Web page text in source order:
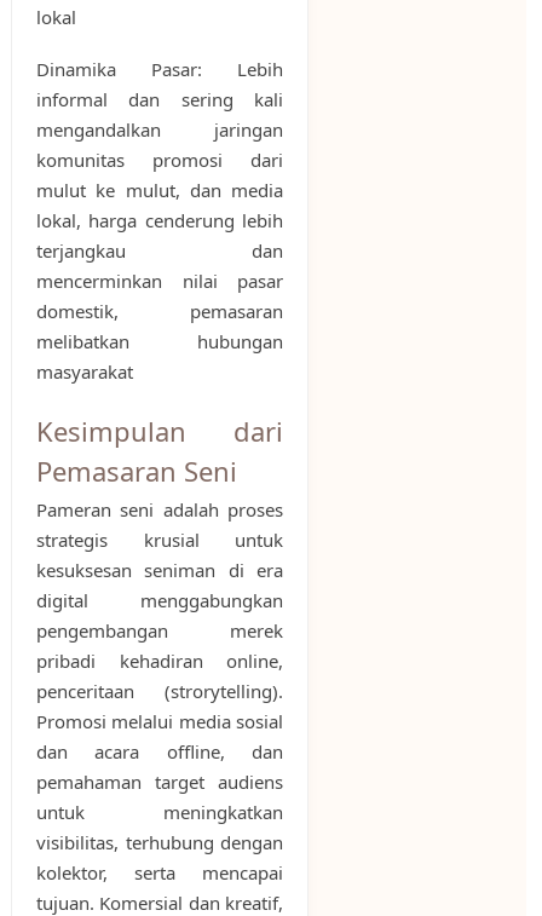
lokal
Dinamika Pasar: Lebih
informal dan sering kali
mengandalkan jaringan
komunitas promosi dari
mulut ke mulut, dan media
lokal, harga cenderung lebih
terjangkau dan
mencerminkan nilai pasar
domestik, pemasaran
melibatkan hubungan
masyarakat
Kesimpulan dari
Pemasaran Seni
Pameran seni adalah proses
strategis krusial untuk
kesuksesan seniman di era
digital menggabungkan
pengembangan merek
pribadi kehadiran online,
penceritaan (strorytelling).
Promosi melalui media sosial
dan acara offline, dan
pemahaman target audiens
untuk meningkatkan
visibilitas, terhubung dengan
kolektor, serta mencapai
tujuan. Komersial dan kreatif,